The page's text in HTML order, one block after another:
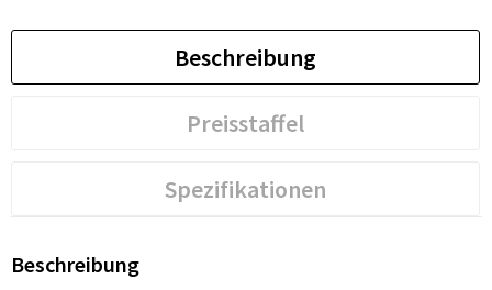
Beschreibung
Preisstaffel
Spezifikationen
Beschreibung